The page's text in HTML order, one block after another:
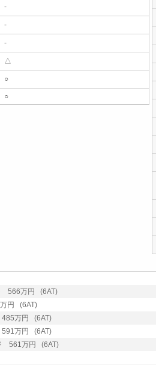
-
-
-
△
○
○
566万円 (6AT)
円 (6AT)
485万円 (6AT)
591万円 (6AT)
561万円 (6AT)